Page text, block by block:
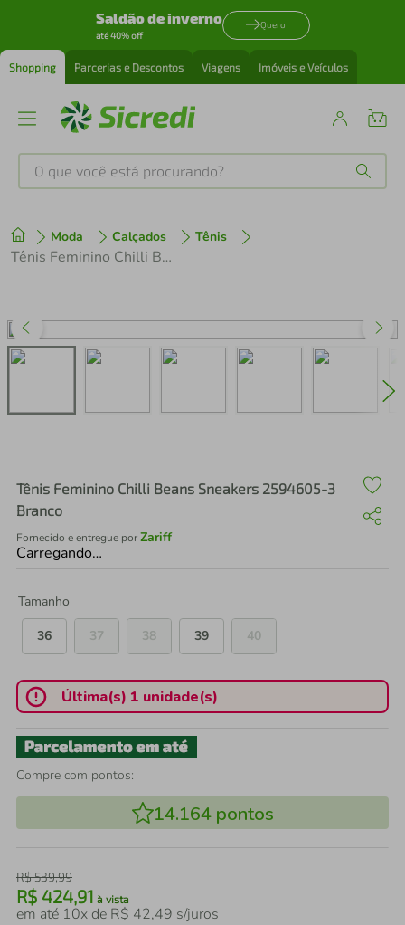
Saldão de inverno
até 40% off
Quero
Shopping Parcerias e Descontos Viagens Imóveis e Veículos
O que você está procurando?
Moda Calçados Tênis
Tênis Feminino Chilli Beans Sneakers 2594605-3 Branco
Tênis Feminino Chilli Beans Sneakers 2594605-3
Branco
Fornecido e entregue porZariff
Carregando…
Tamanho
36
37 38 39 40
Última(s) 1 unidade(s)
Compre com pontos:
14.164pontos
R$539,99
R$ 424,91 à vista
em até 10x de R$ 42,49 s/juros
1º tenis
perfume